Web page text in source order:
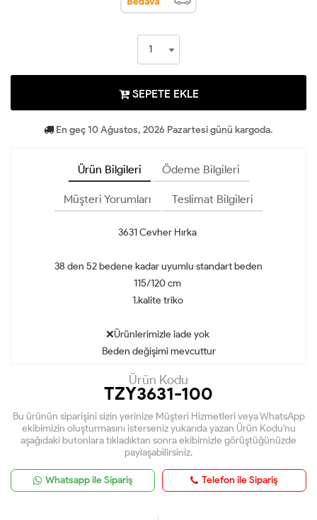
SEPETE EKLE
En geç 10 Ağustos, 2026 Pazartesi günü kargoda.
Ürün Bilgileri Ödeme Bilgileri
Müşteri Yorumları Teslimat Bilgileri
3631 Cevher Hırka
38 den 52 bedene kadar uyumlu standart beden
115/120 cm
1.kalite triko
❌Ürünlerimizle iade yok
Beden değişimi mevcuttur
Ürün Kodu
TZY3631-100
Bu ürünün siparişini sizin yerinize Müşteri Hizmetleri veya WhatsApp
ekibimizin oluşturmasını isterseniz yukarıda yazan Ürün Kodu'nu
aşağıdaki butonlara tıkladıktan sonra ekibimizle görüştüğünüzde
paylaşabilirsiniz.
Whatsapp ile Sipariş Telefon ile Sipariş